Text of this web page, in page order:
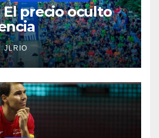
precio oculto
JLRIO